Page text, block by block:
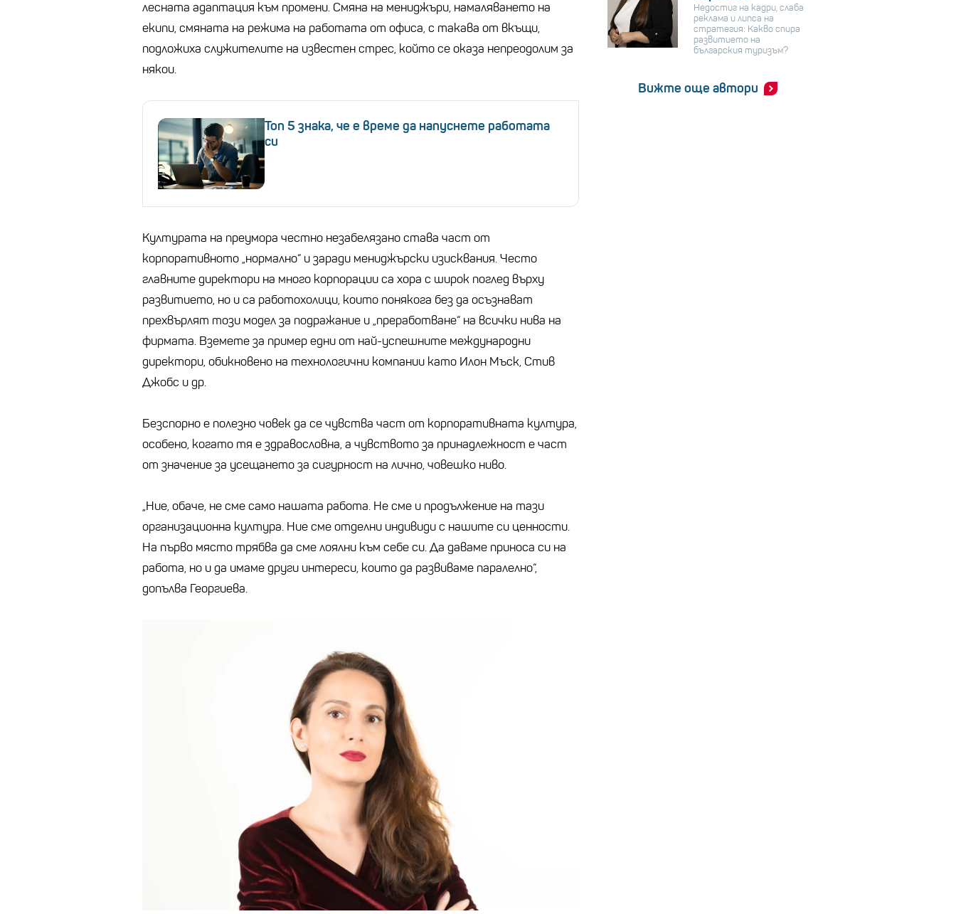
лесната адаптация към промени. Смяна на мениджъри, намаляването на
екипи, смяната на режима на работата от офиса, с такава от вкъщи,
подложиха служителите на известен стрес, който се оказа непреодолим за
някои.
Топ 5 знака, че е време да напуснете работата
си
Културата на преумора честно незабелязано става част от
корпоративното „нормално“ и заради мениджърски изисквания. Често
главните директори на много корпорации са хора с широк поглед върху
развитието, но и са работохолици, които понякога без да осъзнават
прехвърлят този модел за подражание и „преработване“ на всички нива на
фирмата. Вземете за пример едни от най-успешните международни
директори, обикновено на технологични компании като Илон Мъск, Стив
Джобс и др.
Безспорно е полезно човек да се чувства част от корпоративната култура,
особено, когато тя е здравословна, а чувството за принадлежност е част
от значение за усещането за сигурност на лично, човешко ниво.
„Ние, обаче, не сме само нашата работа. Не сме и продължение на тази
организационна култура. Ние сме отделни индивиди с нашите си ценности.
На първо място трябва да сме лоялни към себе си. Да даваме приноса си на
работа, но и да имаме други интереси, които да развиваме паралелно“,
допълва Георгиева.
Недостиг на кадри, слаба
реклама и липса на
стратегия: Какво спира
развитието на
българския туризъм?
Вижте още автори